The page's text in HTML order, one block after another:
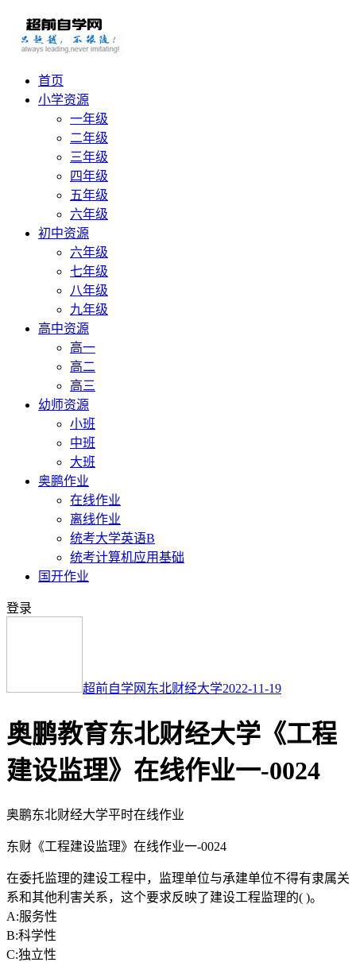
首页
小学资源
一年级
二年级
三年级
四年级
五年级
六年级
初中资源
六年级
七年级
八年级
九年级
高中资源
高一
高二
高三
幼师资源
小班
中班
大班
奥鹏作业
在线作业
离线作业
统考大学英语B
统考计算机应用基础
国开作业
登录
超前自学网 东北财经大学2022-11-19
奥鹏教育东北财经大学《工程
建设监理》在线作业一-0024
奥鹏东北财经大学平时在线作业
东财《工程建设监理》在线作业一-0024
在委托监理的建设工程中，监理单位与承建单位不得有隶属关
系和其他利害关系，这个要求反映了建设工程监理的( )。
A:服务性
B:科学性
C:独立性